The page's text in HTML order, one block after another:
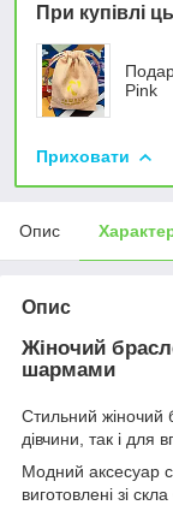
При купівлі
Pink
Приховати
Опис
Опис
Жіночий
шармами
Стильний жіночий
дівчини, так і для
Модний аксесуар
виготовлені зі